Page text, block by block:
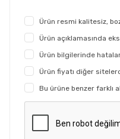
Ürün resmi kalitesiz,
Ürün açıklamasında
Ürün bilgilerinde
Ürün fiyatı diğer
Bu ürüne benzer farklı